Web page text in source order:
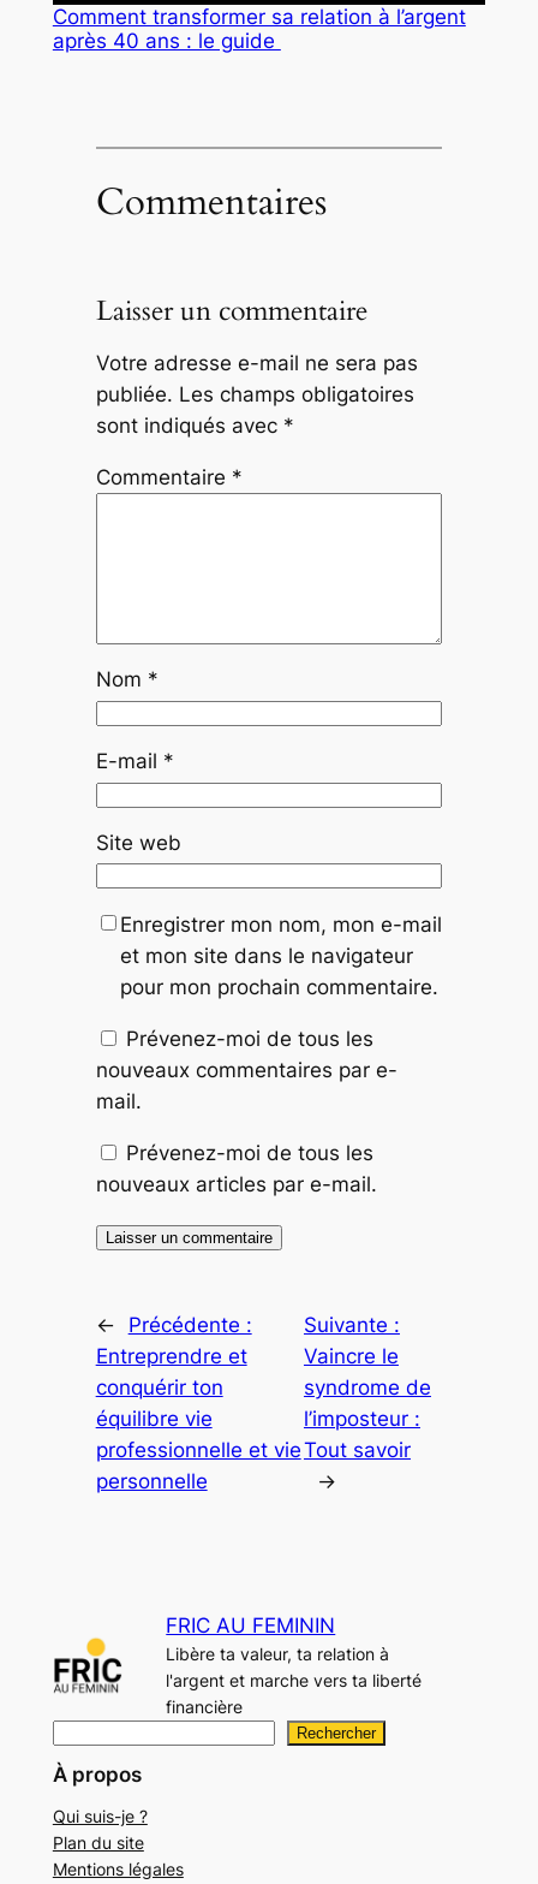
Comment transformer sa relation à l’argent
après 40 ans : le guide
Commentaires
Laisser un commentaire
Votre adresse e-mail ne sera pas
publiée. Les champs obligatoires
sont indiqués avec *
Commentaire *
Nom *
E-mail *
Site web
Enregistrer mon nom, mon e-mail
et mon site dans le navigateur
pour mon prochain commentaire.
Prévenez-moi de tous les
nouveaux commentaires par e-
mail.
Prévenez-moi de tous les
nouveaux articles par e-mail.
←
Précédente :
Entreprendre et
conquérir ton
équilibre vie
professionnelle et vie
personnelle
Suivante :
Vaincre le
syndrome de
l’imposteur :
Tout savoir
→
FRIC AU FEMININ
Libère ta valeur, ta relation à
l'argent et marche vers ta liberté
financière
e
h
e
Rechercher
À propos
Qui suis-je ?
Plan du site
Mentions légales